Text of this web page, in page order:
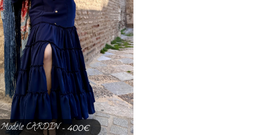
Modèle CARDIN- 400€